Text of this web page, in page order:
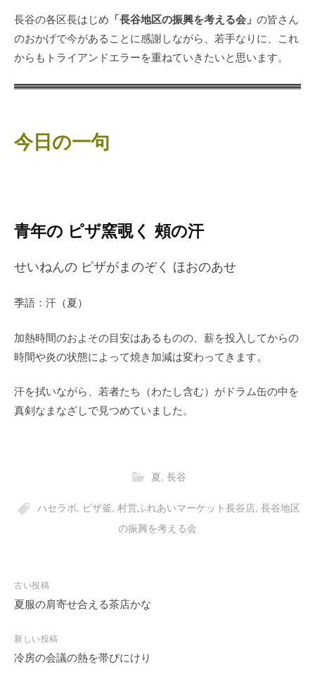
長谷の各区長はじめ 「長谷地区の振興を考える会」 の皆さん
のおかげで今があることに感謝しながら、若手なりに、これ
からもトライアンドエラーを重ねていきたいと思います。
今日の一句
青年の ピザ窯覗く 頰の汗
せいねんの ピザがまのぞく ほおのあせ
季語：汗（夏）
加熱時間のおよその目安はあるものの、薪を投入してからの
時間や炎の状態によって焼き加減は変わってきます。
汗を拭いながら、若者たち（わたし含む）がドラム缶の中を
真剣なまなざしで見つめていました。
夏, 長谷
ハセラボ, ピザ釜, 村営ふれあいマーケット長谷店, 長谷地区
の振興を考える会
投
稿
ビ
ゲ
古い投稿
夏服の肩寄せ合える茶店かな
新しい投稿
冷房の会議の熱を帯びにけり